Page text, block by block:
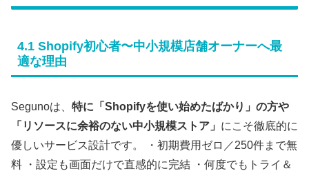
4.1 Shopify初心者〜中小規模店舗オーナーへ最
適な理由
Segunoは、 特に「Shopifyを使い始めたばかり」の方や
「リソースに余裕のない中小規模ストア」 にこそ徹底的に
優しいサービス設計です。 ・初期費用ゼロ／250件まで無
料 ・設定も画面だけで直感的に完結 ・何度でもトライ＆